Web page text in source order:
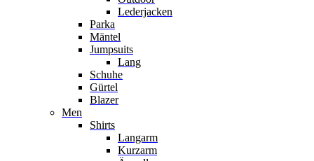
Lederjacken
Parka
Mäntel
Jumpsuits
Lang
Schuhe
Gürtel
Blazer
Men
Shirts
Langarm
Kurzarm